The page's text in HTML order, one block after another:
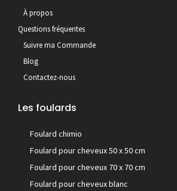
À propos
Questions fréquentes
Suivre ma Commande
Blog
Contactez-nous
Les foulards
Foulard chimio
Foulard pour cheveux 50 x 50 cm
Foulard pour cheveux 70 x 70 cm
Foulard pour cheveux blanc